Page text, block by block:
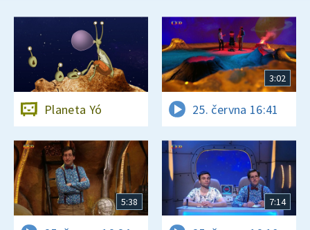
Planeta Yó
3:02
25. června 16:41
5:38 7:14